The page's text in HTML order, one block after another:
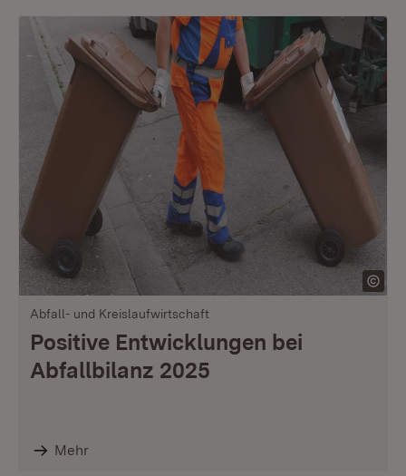
Abfall- und Kreislaufwirtschaft
Positive Entwicklungen bei
Abfallbilanz 2025
Mehr